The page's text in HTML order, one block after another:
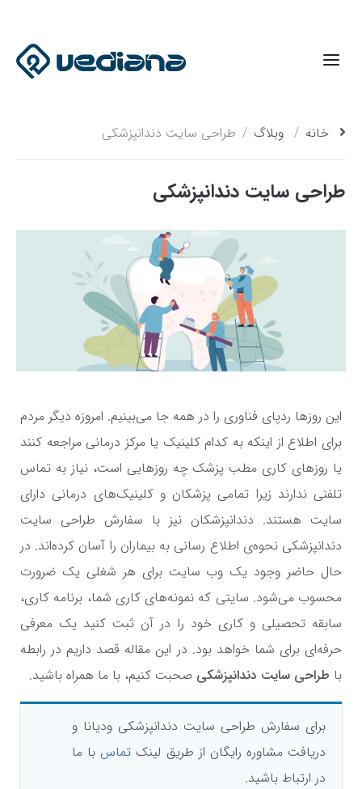
خانه وبلاگ طراحی سایت دندانپزشکی
طراحی سایت دندانپزشکی
این روزها ردپای فناوری را در همه جا می‌بینیم. امروزه دیگر مردم
برای اطلاع از اینکه به کدام کلینیک یا مرکز درمانی مراجعه کنند
یا روزهای کاری مطب پزشک چه روزهایی است، نیاز به تماس
تلفنی ندارند زیرا تمامی پزشکان و کلینیک‌های درمانی دارای
سایت هستند. دندانپزشکان نیز با سفارش طراحی سایت
دندانپزشکی نحوه‌ی اطلاع رسانی به بیماران را آسان کرده‌اند. در
حال حاضر وجود یک وب سایت برای هر شغلی یک ضرورت
محسوب می‌‌شود. سایتی که نمونه‌های کاری شما، برنامه کاری،
سابقه تحصیلی و کاری خود را در آن ثبت کنید یک معرفی
حرفه‌ای برای شما خواهد بود. در این مقاله قصد داریم در رابطه
با طراحی سایت دندانپزشکی صحبت کنیم، با ما همراه باشید.
برای سفارش طراحی سایت دندانپزشکی ودیانا و
دریافت مشاوره رایگان از طریق لینک تماسبا ما
در ارتباط باشید.